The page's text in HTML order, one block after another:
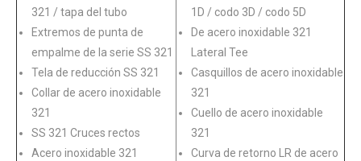
321 / tapa del tubo
Extremos de punta de
empalme de la serie SS 321
Tela de reducción SS 321
Collar de acero inoxidable
321
SS 321 Cruces rectos
Acero inoxidable 321
1D / codo 3D / codo 5D
De acero inoxidable 321
Lateral Tee
Casquillos de acero inoxidable
321
Cuello de acero inoxidable
321
Curva de retorno LR de acero